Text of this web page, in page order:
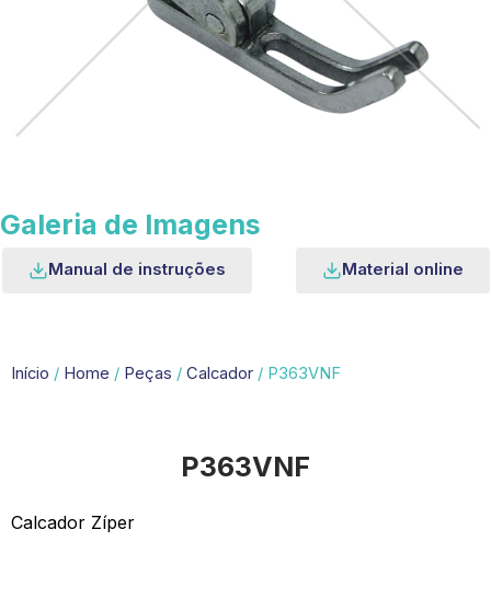
Galeria de Imagens
Manual de instruções Material online
Início / Home / Peças / Calcador / P363VNF
P363VNF
Calcador Zíper